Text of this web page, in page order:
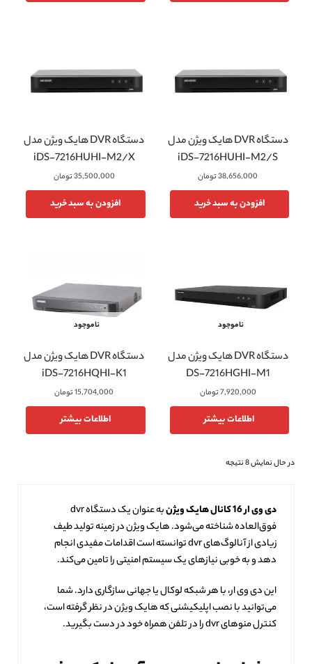
دستگاه DVR هایک ویژن مدل
iDS-7216HUHI-M2/S
38,656,000تومان
افزودن به سبد خرید
دستگاه DVR هایک ویژن مدل
iDS-7216HUHI-M2/X
35,500,000تومان
افزودن به سبد خرید
ناموجود
دستگاه DVR هایک ویژن مدل
DS-7216HGHI-M1
7,920,000تومان
اطلاعات بیشتر
ناموجود
دستگاه DVR هایک ویژن مدل
iDS-7216HQHI-K1
15,704,000تومان
اطلاعات بیشتر
در حال نمایش 8 نتیجه
دی وی ار 16 کانال هایک ویژن
به عنوان یک دستگاه dvr
فوق‌العاده شناخته می‌شود. هایک ویژن در زمینه تولید طیف
زیادی از آنالوگ‌های dvr توانسته است اقدامات مفیدی انجام
دهد و به خوبی نیازهای یک سیستم امنیتی را تامین می‌کند.
این دی وی ار، با هر شبکه لوکال یا جهانی سازگاری دارد. شما
می‌توانید با نصب اپلیکیشنی که هایک ویژن در نظر گرفته است،
کنترل منوهای dvr را در تلفن همراه خود در دست بگیرید.